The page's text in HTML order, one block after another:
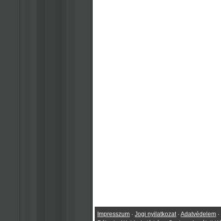
Impresszum ·Jogi nyilatkozat ·Adatvédelem ·